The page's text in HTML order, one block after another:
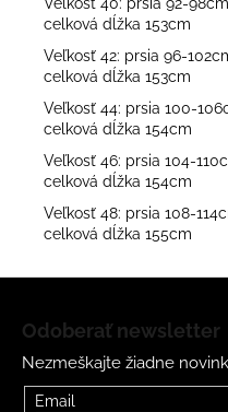
celková dĺžka 153cm
Veľkosť 42: prsia 96-
celková dĺžka 153cm
Veľkosť 44: prsia 100-
celková dĺžka 154cm
Veľkosť 46: prsia 104-
celková dĺžka 154cm
Veľkosť 48: prsia 108-
celková dĺžka 155cm
Odoberať newsletter
Nezmeškajte žiadne
Email